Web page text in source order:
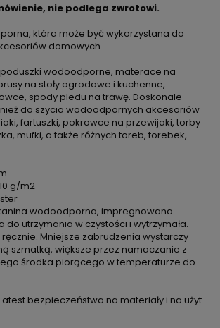
nie podlega zwrotowi.
która może być wykorzystana do
domowych.
poduszki wodoodporne, materace na
na stoły ogrodowe i kuchenne,
spody pledu na trawę. Doskonale
do szycia wodoodpornych akcesoriów
fartuszki, pokrowce na przewijaki, torby
mufki, a także różnych toreb, torebek,
g/m2
wodoodporna, impregnowana
do utrzymania w czystości i wytrzymała.
Mniejsze zabrudzenia wystarczy
szmatką, większe przez namaczanie z
środka piorącego w temperaturze do
bezpieczeństwa na materiały i na użyt